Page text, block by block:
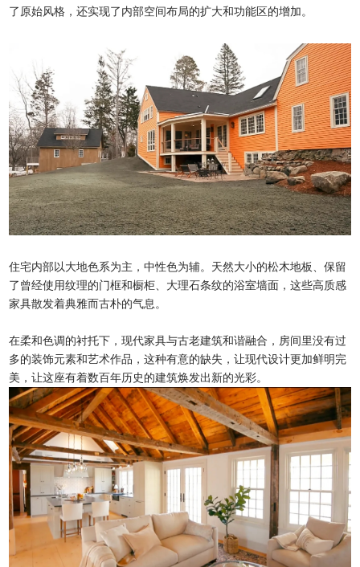
了原始风格，还实现了内部空间布局的扩大和功能区的增加。
住宅内部以大地色系为主，中性色为辅。天然大小的松木地板、保留
了曾经使用纹理的门框和橱柜、大理石条纹的浴室墙面，这些高质感
家具散发着典雅而古朴的气息。
在柔和色调的衬托下，现代家具与古老建筑和谐融合，房间里没有过
多的装饰元素和艺术作品，这种有意的缺失，让现代设计更加鲜明完
美，让这座有着数百年历史的建筑焕发出新的光彩。